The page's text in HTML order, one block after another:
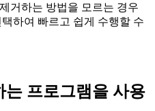
거하는 방법을 모르는 경우
하여 빠르고 쉽게 수행할 수
는 프로그램을 사용